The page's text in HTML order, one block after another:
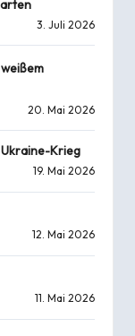
3. Juli 2026
20. Mai 2026
Ukraine-Krieg
19. Mai 2026
12. Mai 2026
11. Mai 2026